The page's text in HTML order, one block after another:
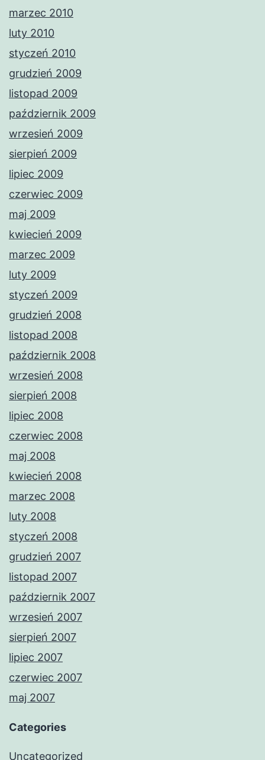
marzec 2010
luty 2010
styczeń 2010
grudzień 2009
listopad 2009
październik 2009
wrzesień 2009
sierpień 2009
lipiec 2009
czerwiec 2009
maj 2009
kwiecień 2009
marzec 2009
luty 2009
styczeń 2009
grudzień 2008
listopad 2008
październik 2008
wrzesień 2008
sierpień 2008
lipiec 2008
czerwiec 2008
maj 2008
kwiecień 2008
marzec 2008
luty 2008
styczeń 2008
grudzień 2007
listopad 2007
październik 2007
wrzesień 2007
sierpień 2007
lipiec 2007
czerwiec 2007
maj 2007
Categories
Uncategorized